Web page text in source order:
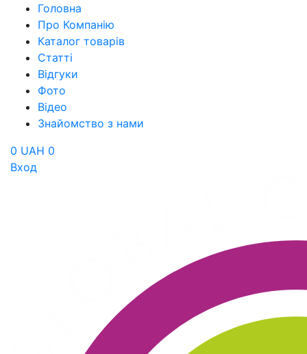
Головна
Про Компанію
Каталог товарів
Статті
Відгуки
Фото
Відео
Знайомство з нами
0 UAH 0
Вход